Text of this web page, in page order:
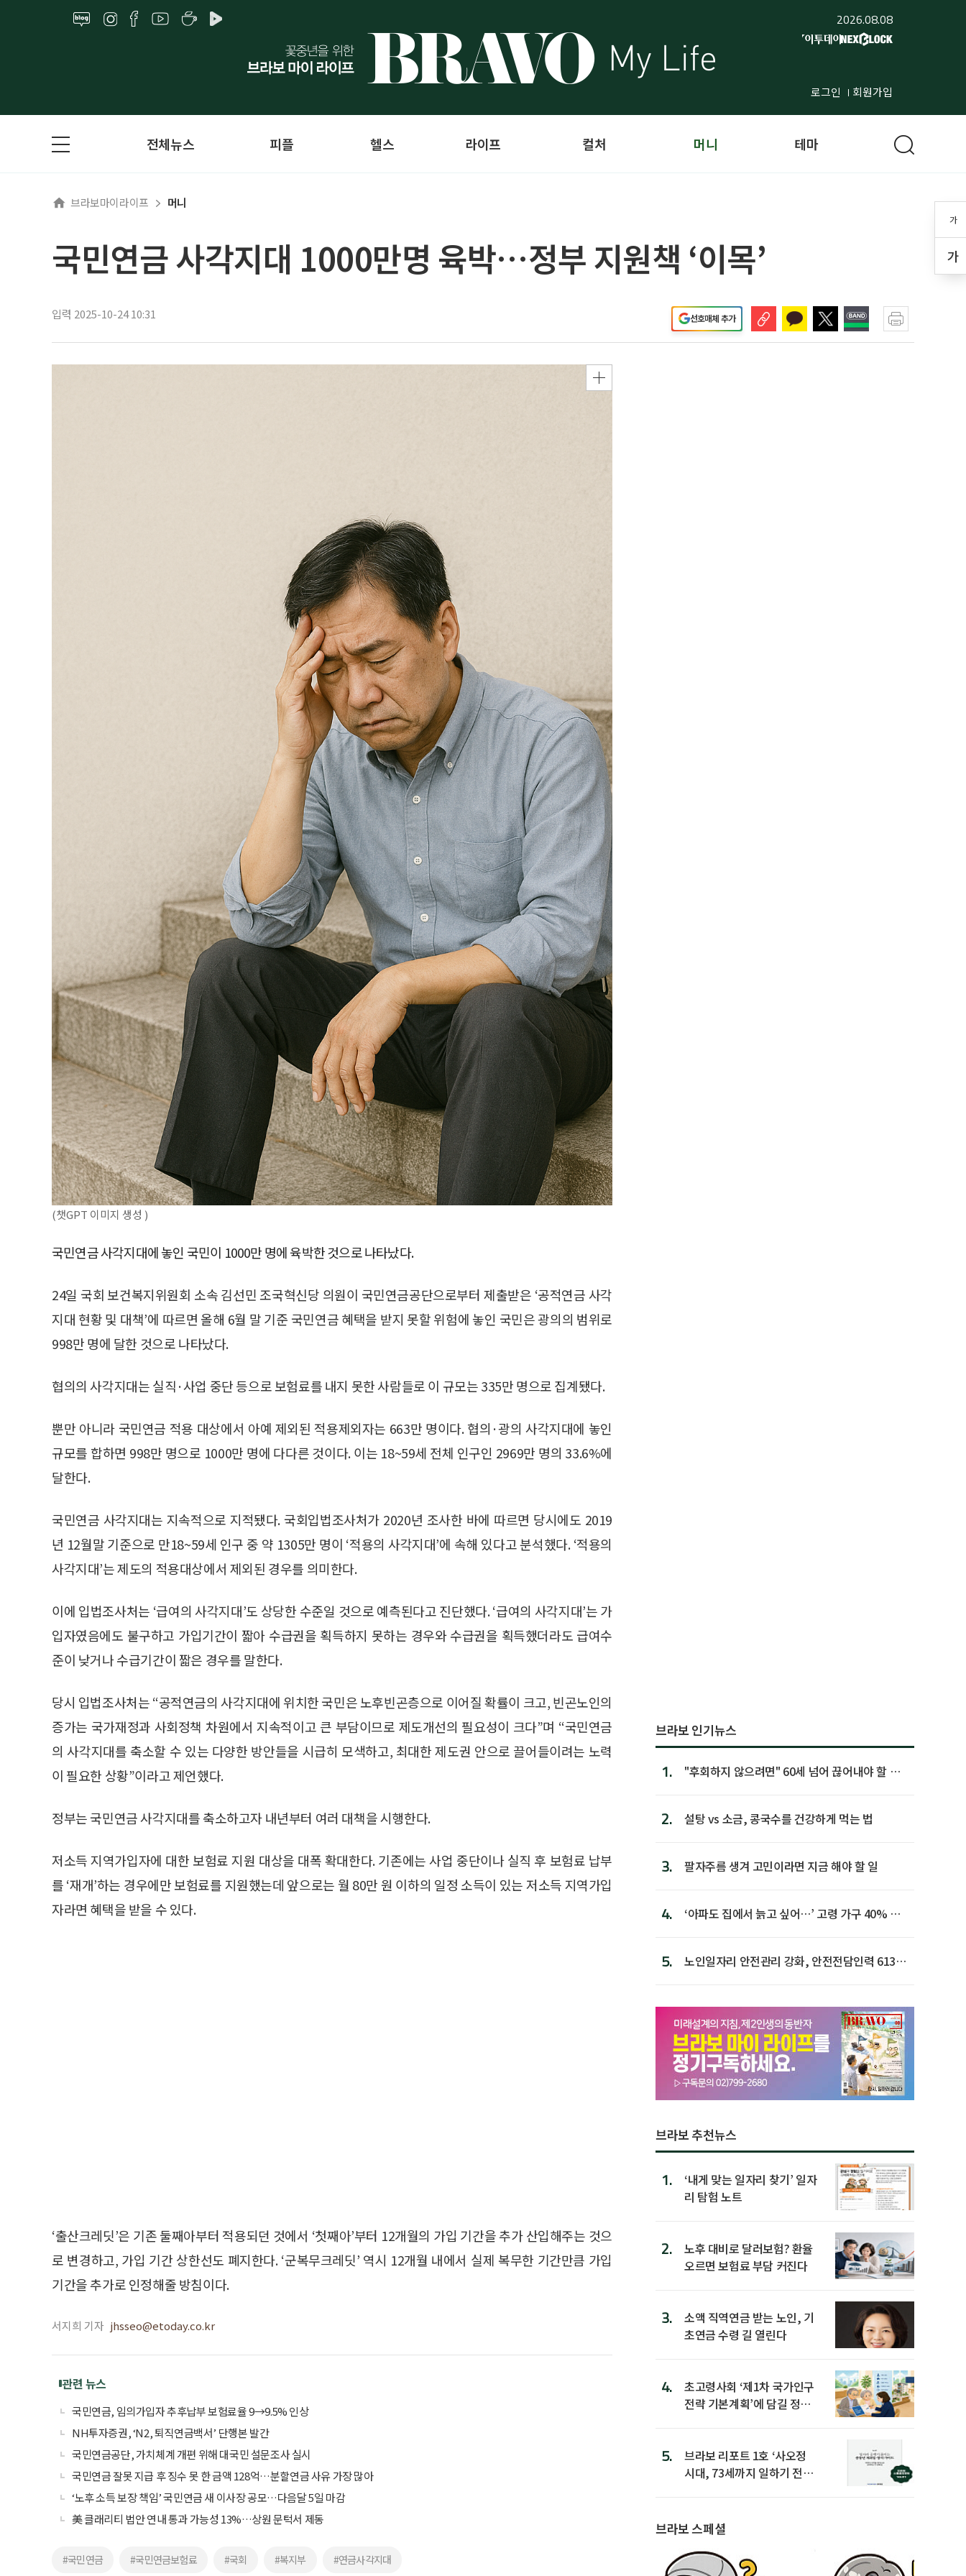
2026.08.08
로그인 회원가입
가
가
전체뉴스 피플 헬스 라이프 컬처 머니 테마
브라보마이라이프 머니
국민연금 사각지대 1000만명 육박…정부 지원책 ‘이목’
입력 2025-10-24 10:31 선호매체 추가
(챗GPT 이미지 생성 )
국민연금 사각지대에 놓인 국민이 1000만 명에 육박한 것으로 나타났다.
24일 국회 보건복지위원회 소속 김선민 조국혁신당 의원이 국민연금공단으로부터 제출받은 ‘공적연금 사각
지대 현황 및 대책’에 따르면 올해 6월 말 기준 국민연금 혜택을 받지 못할 위험에 놓인 국민은 광의의 범위로
998만 명에 달한 것으로 나타났다.
협의의 사각지대는 실직·사업 중단 등으로 보험료를 내지 못한 사람들로 이 규모는 335만 명으로 집계됐다.
뿐만 아니라 국민연금 적용 대상에서 아예 제외된 적용제외자는 663만 명이다. 협의·광의 사각지대에 놓인
규모를 합하면 998만 명으로 1000만 명에 다다른 것이다. 이는 18~59세 전체 인구인 2969만 명의 33.6%에
달한다.
국민연금 사각지대는 지속적으로 지적됐다. 국회입법조사처가 2020년 조사한 바에 따르면 당시에도 2019
년 12월말 기준으로 만18~59세 인구 중 약 1305만 명이 ‘적용의 사각지대’에 속해 있다고 분석했다. ‘적용의
사각지대’는 제도의 적용대상에서 제외된 경우를 의미한다.
이에 입법조사처는 ‘급여의 사각지대’도 상당한 수준일 것으로 예측된다고 진단했다. ‘급여의 사각지대’는 가
입자였음에도 불구하고 가입기간이 짧아 수급권을 획득하지 못하는 경우와 수급권을 획득했더라도 급여수
준이 낮거나 수급기간이 짧은 경우를 말한다.
당시 입법조사처는 “공적연금의 사각지대에 위치한 국민은 노후빈곤층으로 이어질 확률이 크고, 빈곤노인의
증가는 국가재정과 사회정책 차원에서 지속적이고 큰 부담이므로 제도개선의 필요성이 크다”며 “국민연금
의 사각지대를 축소할 수 있는 다양한 방안들을 시급히 모색하고, 최대한 제도권 안으로 끌어들이려는 노력
이 필요한 상황”이라고 제언했다.
정부는 국민연금 사각지대를 축소하고자 내년부터 여러 대책을 시행한다.
저소득 지역가입자에 대한 보험료 지원 대상을 대폭 확대한다. 기존에는 사업 중단이나 실직 후 보험료 납부
를 ‘재개’하는 경우에만 보험료를 지원했는데 앞으로는 월 80만 원 이하의 일정 소득이 있는 저소득 지역가입
자라면 혜택을 받을 수 있다.
‘출산크레딧’은 기존 둘째아부터 적용되던 것에서 ‘첫째아’부터 12개월의 가입 기간을 추가 산입해주는 것으
로 변경하고, 가입 기간 상한선도 폐지한다. ‘군복무크레딧’ 역시 12개월 내에서 실제 복무한 기간만큼 가입
기간을 추가로 인정해줄 방침이다.
서지희 기자 jhsseo@etoday.co.kr
관련 뉴스
국민연금, 임의가입자 추후납부 보험료율 9→9.5% 인상
NH투자증권, ‘N2, 퇴직연금백서’ 단행본 발간
국민연금공단, 가치체계 개편 위해 대국민 설문조사 실시
국민연금 잘못 지급 후 징수 못 한 금액 128억…분할연금 사유 가장 많아
‘노후 소득 보장 책임’ 국민연금 새 이사장 공모…다음달 5일 마감
美 클래리티 법안 연내 통과 가능성 13%…상원 문턱서 제동
#국민연금 #국민연금보험료 #국회 #복지부 #연금사각지대
브라보 인기뉴스
1.
"후회하지 않으려면" 60세 넘어 끊어내야 할 사
2. 설탕 vs 소금, 콩국수를 건강하게 먹는 법
3. 팔자주름 생겨 고민이라면 지금 해야 할 일
4.
‘아파도 집에서 늙고 싶어…’ 고령 가구 40% 노
5.
노인일자리 안전관리 강화, 안전전담인력 613명
브라보 추천뉴스
1.
‘내게 맞는 일자리 찾기’ 일자
리 탐험 노트
2.
노후 대비로 달러보험? 환율
오르면 보험료 부담 커진다
3.
소액 직역연금 받는 노인, 기
초연금 수령 길 열린다
4.
초고령사회 ‘제1차 국가인구
전략 기본계획’에 담길 정책
5.
브라보 리포트 1호 ‘사오정
시대, 73세까지 일하기 전략’
브라보 스페셜